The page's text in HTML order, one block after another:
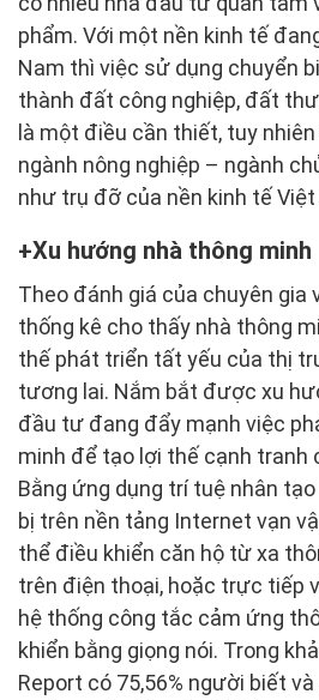
phẩm. Với một nền kinh tế
Nam thì việc sử dụng chuyển
thành đất công nghiệp, đất
là một điều cần thiết, tuy
ngành nông nghiệp – ngành
như trụ đỡ của nền kinh tế Việt
Xu hướng nhà thông minh
Theo đánh giá của chuyên gia
thống kê cho thấy nhà thông
thế phát triển tất yếu của thị
tương lai. Nắm bắt được xu
đầu tư đang đẩy mạnh việc
minh để tạo lợi thế cạnh tranh
Bằng ứng dụng trí tuệ nhân
bị trên nền tảng Internet vạn
thể điều khiển căn hộ từ xa
trên điện thoại, hoặc trực tiếp
hệ thống công tắc cảm ứng
khiển bằng giọng nói. Trong
Report có 75,56% người biết